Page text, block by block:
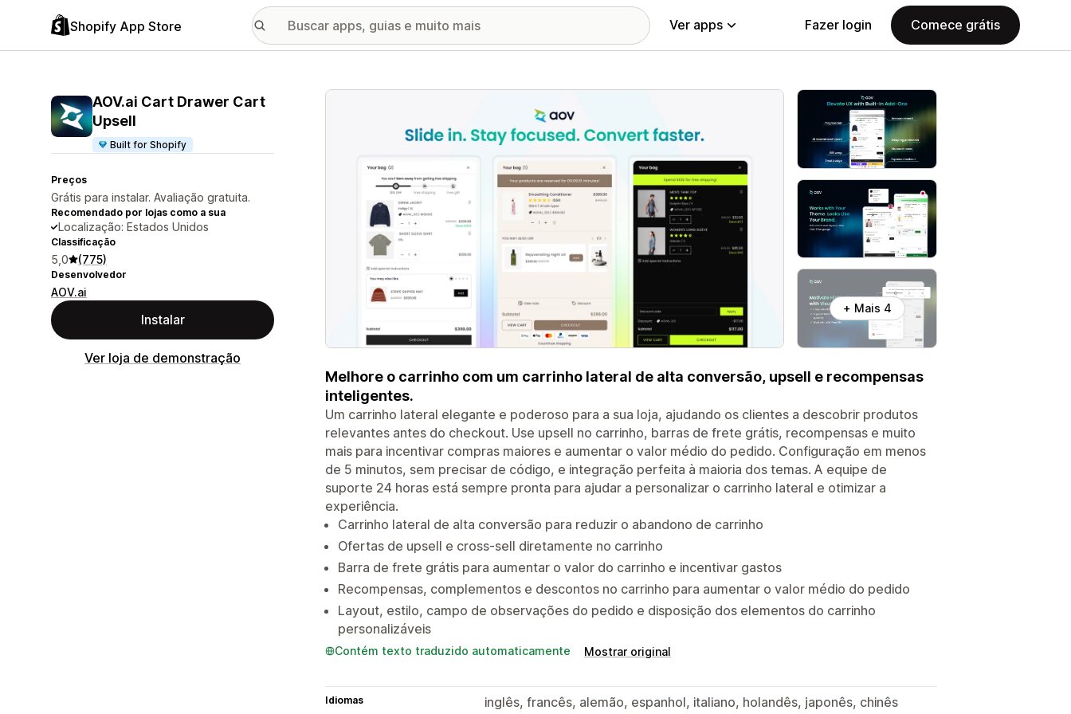
Shopify App Store Ver apps Fazer login Comece grátis
AOV.ai Cart Drawer Cart
Upsell
Built for Shopify
Preços
Grátis para instalar. Avaliação gratuita.
Recomendado por lojas como a sua
Localização: Estados Unidos
Classificação
5,0 (775)
Desenvolvedor
AOV.ai
Instalar
Ver loja de demonstração
Galeria de imagens em destaque
+ Mais 4
Melhore o carrinho com um carrinho lateral de alta conversão, upsell e recompensas
inteligentes.
Um carrinho lateral elegante e poderoso para a sua loja, ajudando os clientes a descobrir produtos
relevantes antes do checkout. Use upsell no carrinho, barras de frete grátis, recompensas e muito
mais para incentivar compras maiores e aumentar o valor médio do pedido. Configuração em menos
de 5 minutos, sem precisar de código, e integração perfeita à maioria dos temas. A equipe de
suporte 24 horas está sempre pronta para ajudar a personalizar o carrinho lateral e otimizar a
experiência.
Carrinho lateral de alta conversão para reduzir o abandono de carrinho
Ofertas de upsell e cross-sell diretamente no carrinho
Barra de frete grátis para aumentar o valor do carrinho e incentivar gastos
Recompensas, complementos e descontos no carrinho para aumentar o valor médio do pedido
Layout, estilo, campo de observações do pedido e disposição dos elementos do carrinho
personalizáveis
Contém texto traduzido automaticamente Mostrar original
Idiomas
inglês, francês, alemão, espanhol, italiano, holandês, japonês, chinês